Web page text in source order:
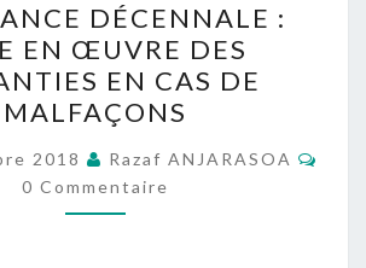
DÉCENNALE :
MISE
EN
ŒUVRE
DES
GARANTIES
EN
DÉCENNALE :
EN ŒUVRE DES
EN CAS DE
MALFAÇONS
2018 Razaf ANJARASOA
0 Commentaire